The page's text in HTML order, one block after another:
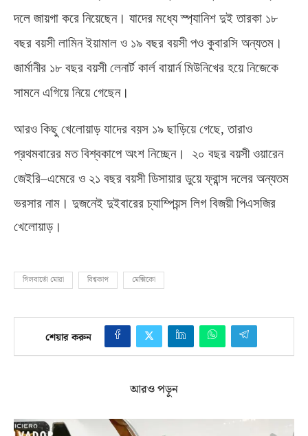
দলে জায়গা করে নিয়েছেন। যাদের মধ্যে স্প্যানিশ দুই তারকা ১৮
বছর বয়সী লামিন ইয়ামাল ও ১৯ বছর বয়সী পও কুবারসি অন্যতম।
জার্মানীর ১৮ বছর বয়সী লেনার্ট কার্ল বায়ার্ন মিউনিখের হয়ে নিজেকে
সামনে এগিয়ে নিয়ে গেছেন।
আরও কিছু খেলোয়াড় যাদের বয়স ১৯ ছাড়িয়ে গেছে,তারাও
প্রথমবারের মত বিশ্বকাপে অংশ নিচ্ছেন। ২০ বছর বয়সী ওয়ারেন
জেইরি–এমেরে ও ২১ বছর বয়সী ডিসায়ার ডুয়ে ফ্রান্স দলের অন্যতম
ভরসার নাম। দুজনেই দুইবারের চ্যাম্পিয়ন্স লিগ বিজয়ী পিএসজির
খেলোয়াড়।
গিলবার্তো মোরা বিশ্বকাপ মেক্সিকো
শেয়ার করুন
আরও পড়ুন